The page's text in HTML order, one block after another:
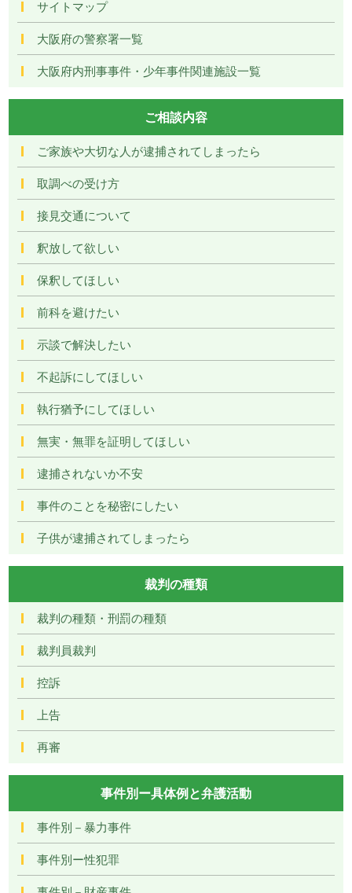
サイトマップ
大阪府の警察署一覧
大阪府内刑事事件・少年事件関連施設一覧
ご相談内容
ご家族や大切な人が逮捕されてしまったら
取調べの受け方
接見交通について
釈放して欲しい
保釈してほしい
前科を避けたい
示談で解決したい
不起訴にしてほしい
執行猶予にしてほしい
無実・無罪を証明してほしい
逮捕されないか不安
事件のことを秘密にしたい
子供が逮捕されてしまったら
裁判の種類
裁判の種類・刑罰の種類
裁判員裁判
控訴
上告
再審
事件別ー具体例と弁護活動
事件別－暴力事件
事件別ー性犯罪